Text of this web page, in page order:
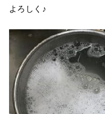
よろしく♪